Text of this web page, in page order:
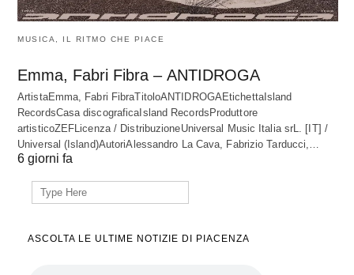
MUSICA, IL RITMO CHE PIACE
Emma, Fabri Fibra – ANTIDROGA
ArtistaEmma, Fabri FibraTitoloANTIDROGAEtichettaIsland
RecordsCasa discograficaIsland RecordsProduttore
artisticoZEFLicenza / DistribuzioneUniversal Music Italia srL. [IT] /
Universal (Island)AutoriAlessandro La Cava, Fabrizio Tarducci,…
6 giorni fa
Search
for:
ASCOLTA LE ULTIME NOTIZIE DI PIACENZA